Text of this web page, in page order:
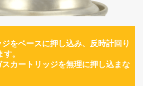
をベースに押し込み、反時計回り
。
カートリッジを無理に押し込まな